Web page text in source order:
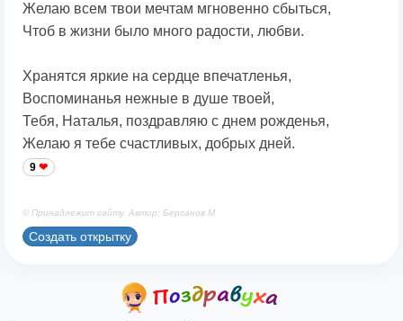
Желаю всем твои мечтам мгновенно сбыться,
Чтоб в жизни было много радости, любви.
Хранятся яркие на сердце впечатленья,
Воспоминанья нежные в душе твоей,
Тебя, Наталья, поздравляю с днем рожденья,
Желаю я тебе счастливых, добрых дней.
9
© Принадлежит сайту. Автор: Берсанов М.
Создать открытку